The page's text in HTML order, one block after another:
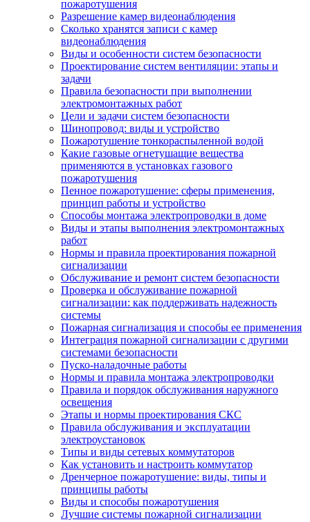
пожаротушения
Разрешение камер видеонаблюдения
Сколько хранятся записи с камер
видеонаблюдения
Виды и особенности систем безопасности
Проектирование систем вентиляции: этапы и
задачи
Правила безопасности при выполнении
электромонтажных работ
Цели и задачи систем безопасности
Шинопровод: виды и устройство
Пожаротушение тонкораспыленной водой
Какие газовые огнетушащие вещества
применяются в установках газового
пожаротушения
Пенное пожаротушение: сферы применения,
принцип работы и устройство
Способы монтажа электропроводки в доме
Виды и этапы выполнения электромонтажных
работ
Нормы и правила проектирования пожарной
сигнализации
Обслуживание и ремонт систем безопасности
Проверка и обслуживание пожарной
сигнализации: как поддерживать надежность
системы
Пожарная сигнализация и способы ее применения
Интеграция пожарной сигнализации с другими
системами безопасности
Пуско-наладочные работы
Нормы и правила монтажа электропроводки
Правила и порядок обслуживания наружного
освещения
Этапы и нормы проектирования СКС
Правила обслуживания и эксплуатации
электроустановок
Типы и виды сетевых коммутаторов
Как установить и настроить коммутатор
Дренчерное пожаротушение: виды, типы и
принципы работы
Виды и способы пожаротушения
Лучшие системы пожарной сигнализации